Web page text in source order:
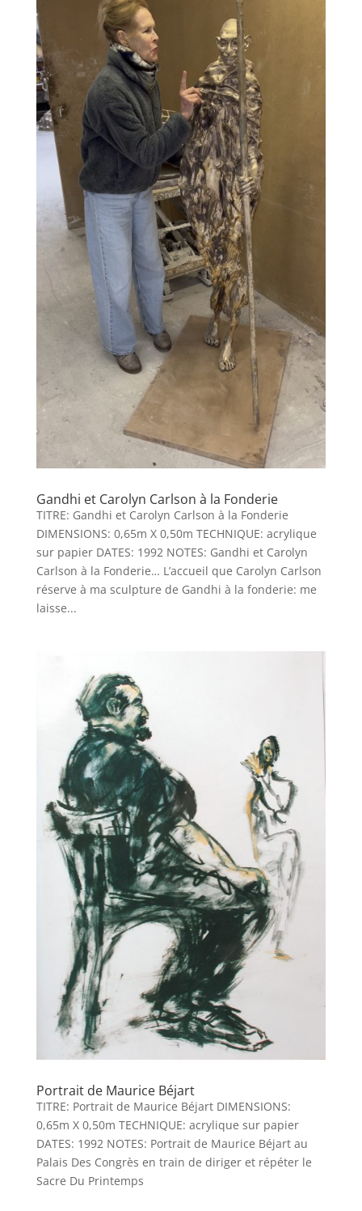
Gandhi et Carolyn Carlson à la Fonderie
TITRE: Gandhi et Carolyn Carlson à la Fonderie
DIMENSIONS: 0,65m X 0,50m TECHNIQUE: acrylique
sur papier DATES: 1992 NOTES: Gandhi et Carolyn
Carlson à la Fonderie… L’accueil que Carolyn Carlson
réserve à ma sculpture de Gandhi à la fonderie: me
laisse...
Portrait de Maurice Béjart
TITRE: Portrait de Maurice Béjart DIMENSIONS:
0,65m X 0,50m TECHNIQUE: acrylique sur papier
DATES: 1992 NOTES: Portrait de Maurice Béjart au
Palais Des Congrès en train de diriger et répéter le
Sacre Du Printemps